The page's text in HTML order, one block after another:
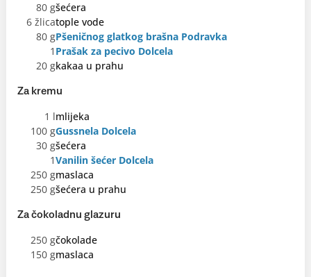
80 gšećera
6 žlicatople vode
80 gPšeničnog glatkog brašna Podravka
1 Prašak za pecivo Dolcela
20 gkakaa u prahu
Za kremu
1 lmlijeka
100 gGussnela Dolcela
30 gšećera
1Vanilin šećer Dolcela
250 gmaslaca
250 gšećera u prahu
Za čokoladnu glazuru
250 gčokolade
150 gmaslaca